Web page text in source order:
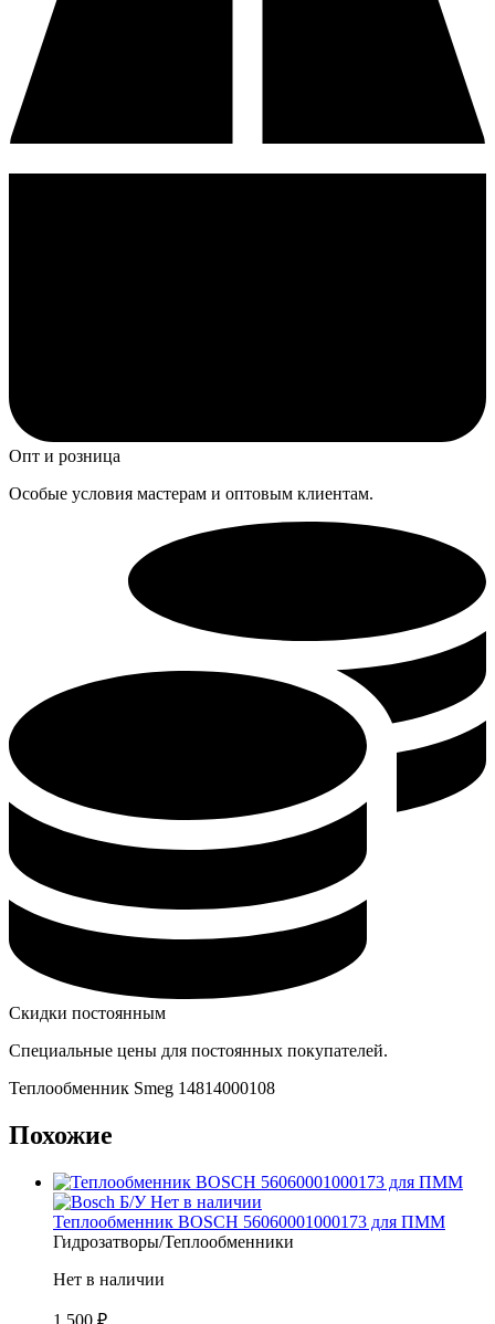
Опт и розница
Особые условия мастерам и оптовым клиентам.
Скидки постоянным
Специальные цены для постоянных покупателей.
Теплообменник Smeg 14814000108
Похожие
Б/У Нет в наличии
Теплообменник BOSCH 56060001000173 для ПММ
Гидрозатворы/Теплообменники
Нет в наличии
1 500 ₽